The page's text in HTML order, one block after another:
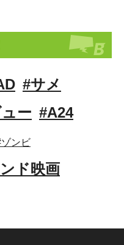
#サメ
ー #A24
ンビ
ド映画